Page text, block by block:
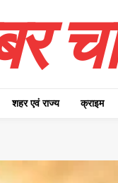
शहर एवं राज्य क्राइम